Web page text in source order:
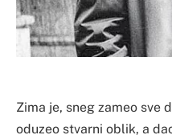
Zima je, sneg zameo sve
oduzeo stvarni oblik, a